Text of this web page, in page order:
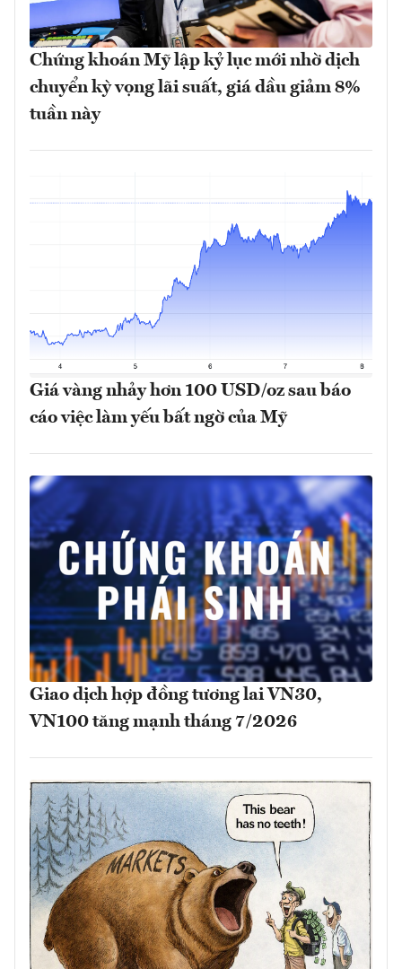
Chứng khoán Mỹ lập kỷ lục mới nhờ dịch
chuyển kỳ vọng lãi suất, giá dầu giảm 8%
tuần này
Giá vàng nhảy hơn 100 USD/oz sau báo
cáo việc làm yếu bất ngờ của Mỹ
Giao dịch hợp đồng tương lai VN30,
VN100 tăng mạnh tháng 7/2026